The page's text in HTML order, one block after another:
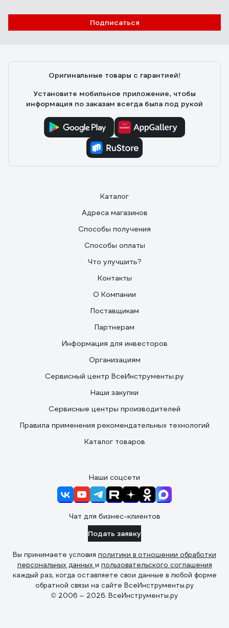
Подписаться
Оригинальные товары с гарантией!
Установите мобильное приложение, чтобы
информация по заказам всегда была под рукой
Каталог
Адреса магазинов
Способы получения
Способы оплаты
Что улучшить?
Контакты
О Компании
Поставщикам
Партнерам
Информация для инвесторов
Организациям
Сервисный центр ВсеИнструменты.ру
Наши закупки
Сервисные центры производителей
Правила применения рекомендательных технологий
Каталог товаров
Наши соцсети
Чат для бизнес-клиентов
Подать заявку
Вы принимаете условия политики в отношении обработки
персональных данных и пользовательского соглашения
каждый раз, когда оставляете свои данные в любой форме
обратной связи на сайте ВсеИнструменты.ру
© 2006 — 2026. ВсеИнструменты.ру